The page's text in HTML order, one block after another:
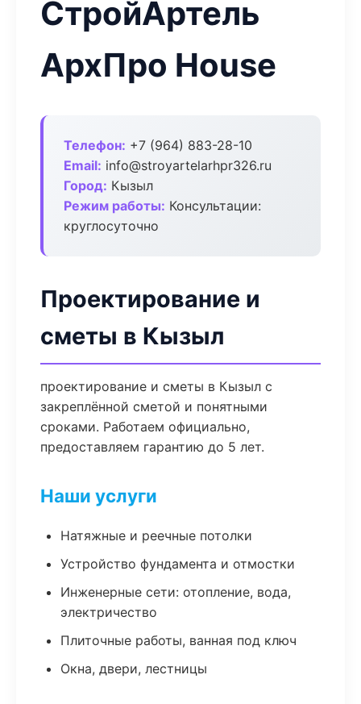
СтройАртель
АрхПро House
Телефон: +7 (964) 883-28-10
Email: info@stroyartelarhpr326.ru
Город: Кызыл
Режим работы: Консультации:
круглосуточно
Проектирование и
сметы в Кызыл
проектирование и сметы в Кызыл с
закреплённой сметой и понятными
сроками. Работаем официально,
предоставляем гарантию до 5 лет.
Наши услуги
Натяжные и реечные потолки
Устройство фундамента и отмостки
Инженерные сети: отопление, вода,
электричество
Плиточные работы, ванная под ключ
Окна, двери, лестницы